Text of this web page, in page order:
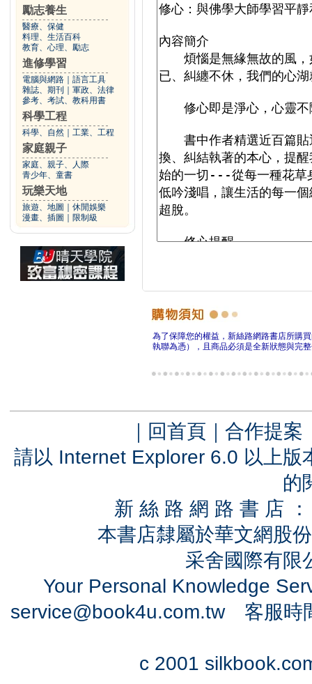
勵志養生
醫療、保健
料理、生活百科
教育、心理、勵志
進修學習
電腦與網路
語言工具
雜誌、期刊
軍政、法律
參考、考試、教科用書
科學工程
科學、自然 工業、工程
家庭親子
家庭、親子、人際
青少年、童書
玩樂天地
旅遊、地圖
休閒娛樂
漫畫、插圖
限制級
為了保障您的權益，新絲路網路書店所購
執聯為憑），且商品必須是全新狀態與完
｜ 回首頁 ｜ 合作提案
請以 Internet Explorer 6.0 以上
的
新 絲 路 網 路 書 店
本書店隸屬於華文網股
采舍國際有
Your Personal Knowledge
service@book4u.com.tw客服時
c 2001